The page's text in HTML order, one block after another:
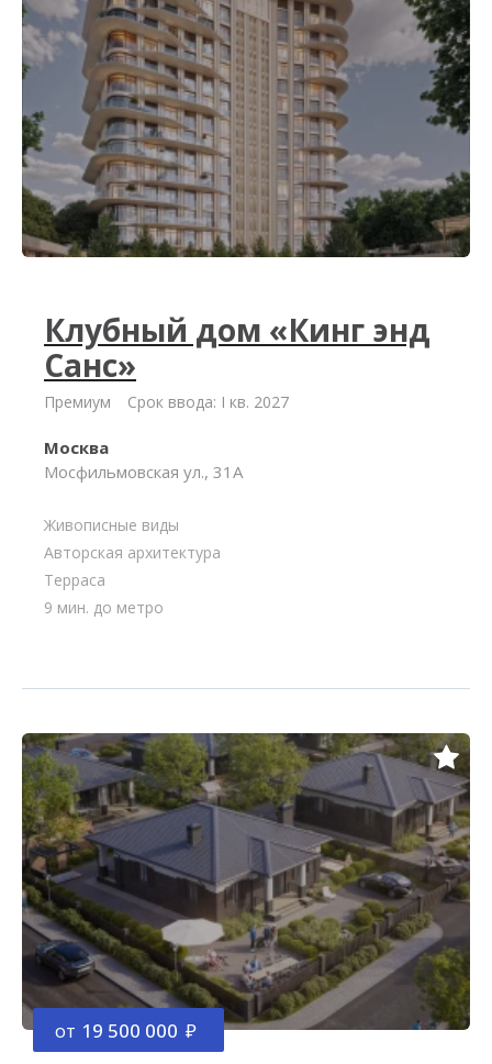
Клубный дом «Кинг энд
Санс»
Премиум Срок ввода: I кв. 2027
Москва
Мосфильмовская ул., 31А
Живописные виды
Авторская архитектура
Терраса
9 мин. до метро
от 19 500 000